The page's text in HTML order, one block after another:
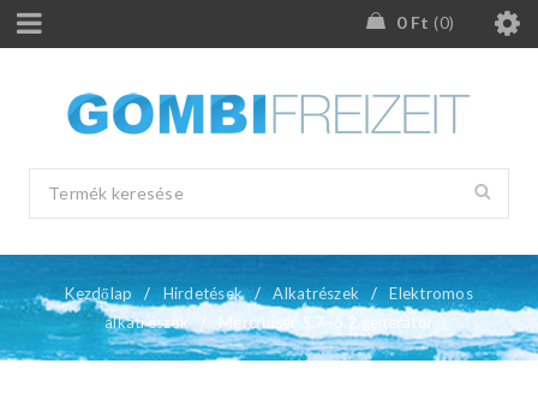
0 Ft 0
Kezdőlap / Hirdetések / Alkatrészek /
Elektromos
alkatrészek
/ Mercruiser 5.7–6.2 generátor